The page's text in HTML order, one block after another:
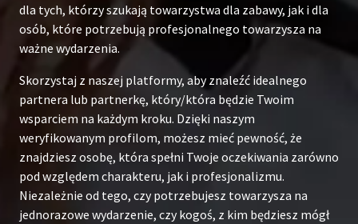
dla tych, którzy szukają towarzystwa dla zabawy, jak i dla
osób, które potrzebują profesjonalnego towarzysza na
ważne wydarzenia.
Skorzystaj z naszej platformy, aby znaleźć idealnego
partnera lub partnerkę, który/która będzie Twoim
wsparciem na każdym kroku. Dzięki naszym
weryfikowanym profilom, możesz mieć pewność, że
znajdziesz osobę, która spełni Twoje oczekiwania zarówno
pod względem charakteru, jak i profesjonalizmu.
Niezależnie od tego, czy potrzebujesz towarzysza na
jednorazowe wydarzenie, czy kogoś, z kim będziesz mógł